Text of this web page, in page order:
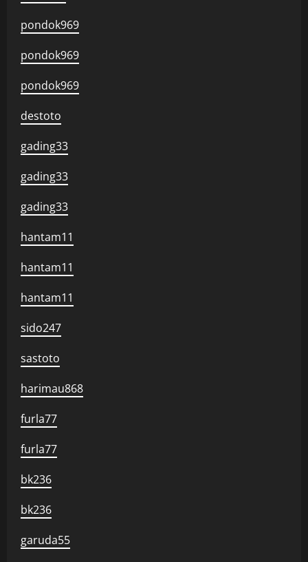
pondok969
pondok969
pondok969
destoto
gading33
gading33
gading33
hantam11
hantam11
hantam11
sido247
sastoto
harimau868
furla77
furla77
bk236
bk236
garuda55